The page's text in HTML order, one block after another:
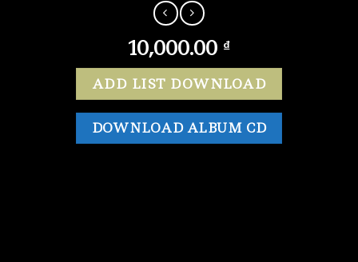
10,000.00 ₫
ADD LIST DOWNLOAD
DOWNLOAD ALBUM CD